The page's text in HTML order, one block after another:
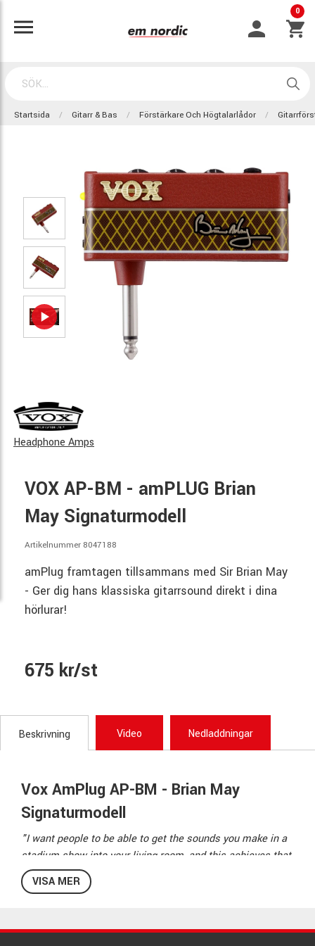
0
Startsida Gitarr & Bas Förstärkare Och Högtalarlådor
Headphone Amps
VOX AP-BM - amPLUG Brian
May Signaturmodell
Artikelnummer 8047188
amPlug framtagen tillsammans med Sir Brian May
- Ger dig hans klassiska gitarrsound direkt i dina
hörlurar!
675 kr/st
Beskrivning Video Nedladdningar
Vox AmPlug AP-BM - Brian May
Signaturmodell
"I want people to be able to get the sounds you make in a
stadium show into your living room, and this achieves that.
I hope that people find them inspiring.” – Brian May.
Vox AP-BM är en hörlursförstärkare för elgitarr som
VISA MER